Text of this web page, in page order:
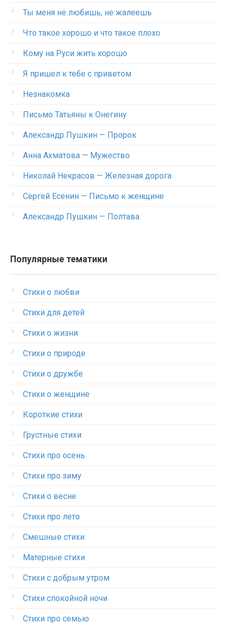
Ты меня не любишь, не жалеешь
Что такое хорошо и что такое плохо
Кому на Руси жить хорошо
Я пришел к тебе с приветом
Незнакомка
Письмо Татьяны к Онегину
Александр Пушкин — Пророк
Анна Ахматова — Мужество
Николай Некрасов — Железная дорога
Сергей Есенин — Письмо к женщине
Александр Пушкин — Полтава
Популярные тематики
Стихи о любви
Стихи для детей
Стихи о жизни
Стихи о природе
Стихи о дружбе
Стихи о женщине
Короткие стихи
Грустные стихи
Стихи про осень
Стихи про зиму
Стихи о весне
Стихи про лето
Смешные стихи
Матерные стихи
Стихи с добрым утром
Стихи спокойной ночи
Стихи про семью